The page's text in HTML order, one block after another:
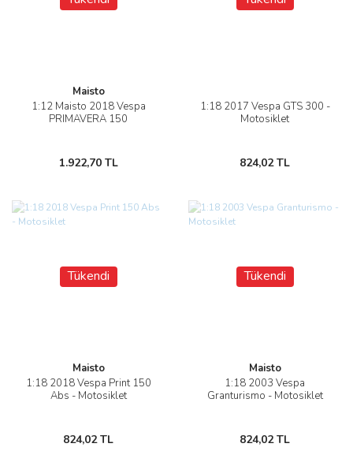
Maisto
1:12 Maisto 2018 Vespa
PRIMAVERA 150
1.922,70 TL
1:18 2017 Vespa GTS 300 -
Motosiklet
824,02 TL
Tükendi
Maisto
1:18 2018 Vespa Print 150
Abs - Motosiklet
824,02 TL
Tükendi
Maisto
1:18 2003 Vespa
Granturismo - Motosiklet
824,02 TL